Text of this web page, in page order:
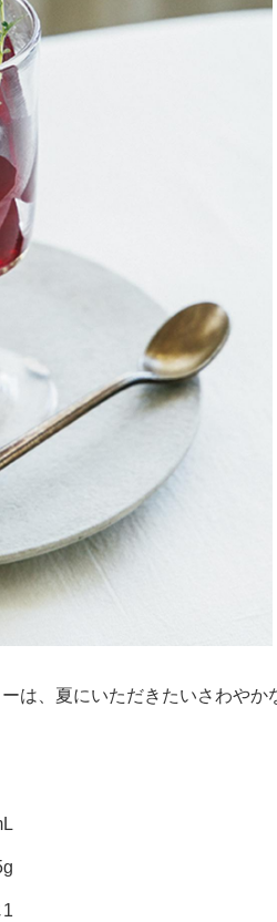
は、夏にいただきたいさわやか